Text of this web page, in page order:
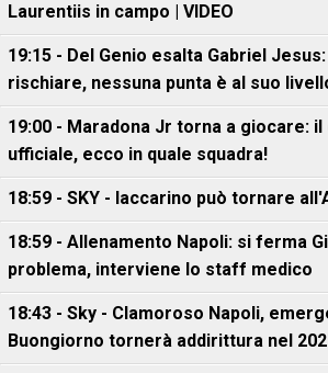
Laurentiis in campo | VIDEO
19:15 - Del Genio esalta Gabriel
rischiare, nessuna punta è al suo
19:00 - Maradona Jr torna a giocare:
ufficiale, ecco in quale squadra!
18:59 - SKY - Iaccarino può tornare
18:59 - Allenamento Napoli: si ferma
problema, interviene lo staff medico
18:43 - Sky - Clamoroso Napoli,
Buongiorno tornerà addirittura nel